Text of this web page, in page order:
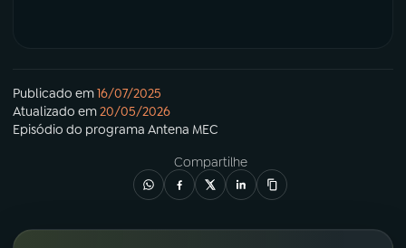
Publicado em16/07/2025
Atualizado em20/05/2026
Episódio do programa Antena MEC
Compartilhe